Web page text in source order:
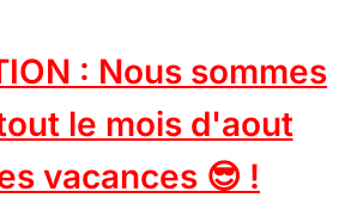
: Nous sommes
le mois d'aout
vacances 😎 !